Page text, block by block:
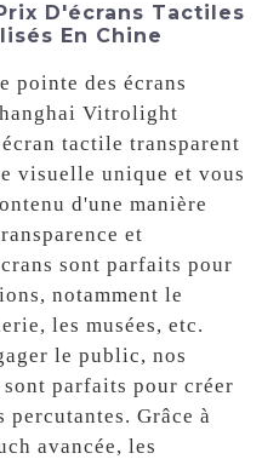
D'écrans Tactiles
En Chine
pointe des écrans
Vitrolight
tactile transparent
visuelle unique et vous
d'une manière
et
sont parfaits pour
notamment le
les musées, etc.
le public, nos
parfaits pour créer
percutantes. Grâce à
avancée, les